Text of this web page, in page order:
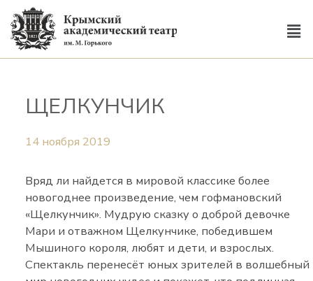
ЩЕЛКУНЧИК
14 ноября 2019
Вряд ли найдется в мировой классике более
новогоднее произведение, чем гофмановский
«Щелкунчик». Мудрую сказку о доброй девочке
Мари и отважном Щелкунчике, победившем
Мышиного короля, любят и дети, и взрослых.
Спектакль перенесёт юных зрителей в волшебный